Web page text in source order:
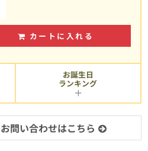
カートに入れる
お誕生日
ランキング
問い合わせはこちら